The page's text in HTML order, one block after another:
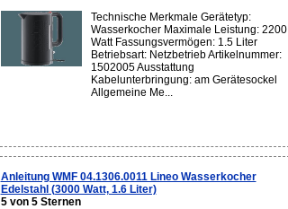
Technische Merkmale Gerätetyp:
Wasserkocher Maximale Leistung: 2200
Watt Fassungsvermögen: 1.5 Liter
Betriebsart: Netzbetrieb Artikelnummer:
1502005 Ausstattung
Kabelunterbringung: am Gerätesockel
Allgemeine Me...
Anleitung WMF 04.1306.0011 Lineo Wasserkocher
Edelstahl (3000 Watt, 1.6 Liter)
5 von 5 Sternen